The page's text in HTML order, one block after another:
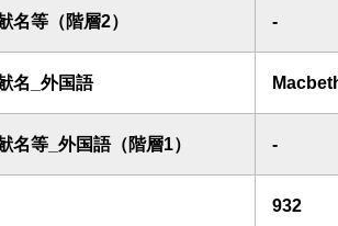
名等（階層2） -
名_外国語
名等_外国語（階層1） -
932